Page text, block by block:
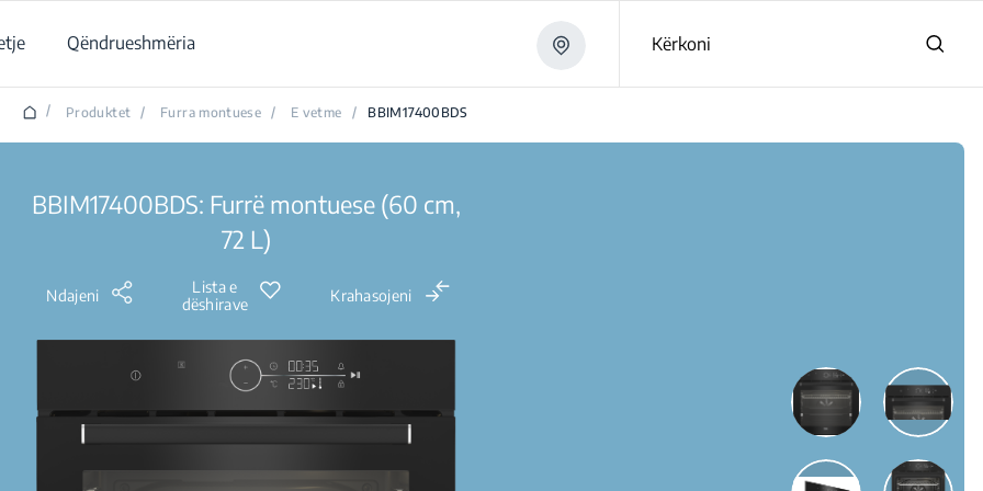
Qëndrueshmëria Kërkoni
/ Produktet / Furra montuese / E vetme / BBIM17400BDS
BBIM17400BDS: Furrë montuese (60 cm,
72 L)
Ndajeni
Lista e
dëshirave
Krahasojeni